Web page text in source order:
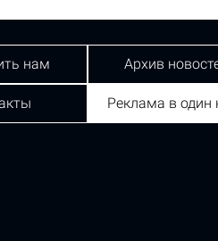
нам Архив
Реклама в один